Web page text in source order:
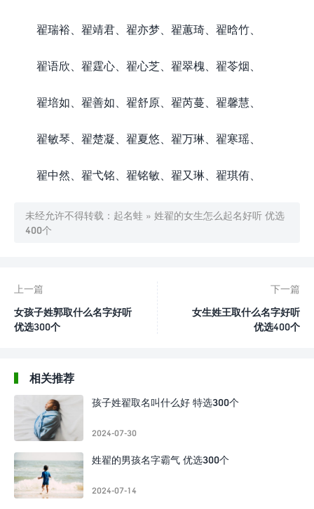
翟瑞裕、翟靖君、翟亦梦、翟蕙琦、翟晗竹、
翟语欣、翟霆心、翟心芝、翟翠槐、翟苓烟、
翟培如、翟善如、翟舒原、翟芮蔓、翟馨慧、
翟敏琴、翟楚凝、翟夏悠、翟万琳、翟寒瑶、
翟中然、翟弋铭、翟铭敏、翟又琳、翟琪侑、
未经允许不得转载： 起名蛙 » 姓翟的女生怎么起名好听 优选
400个
上一篇
女孩子姓郭取什么名字好听
优选300个
下一篇
女生姓王取什么名字好听
优选400个
相关推荐
孩子姓翟取名叫什么好 特选300个
2024-07-30
姓翟的男孩名字霸气 优选300个
2024-07-14